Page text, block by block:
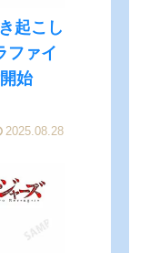
起こし
ファイ
始
2025.08.28